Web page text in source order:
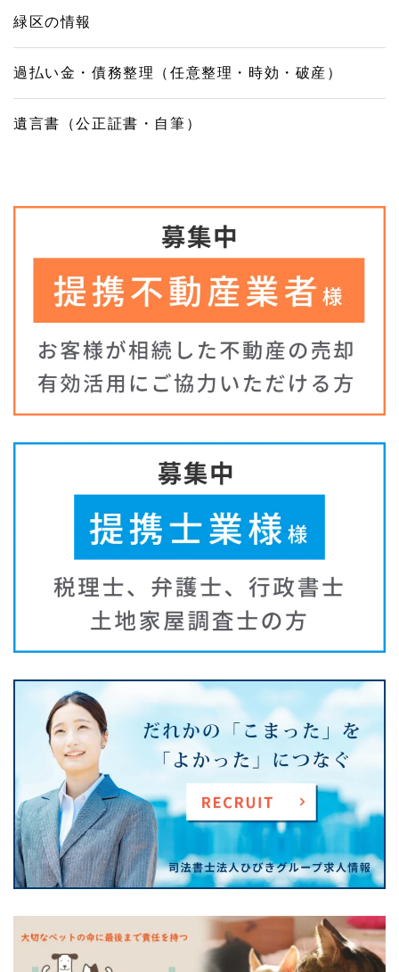
緑区の情報
過払い金・債務整理（任意整理・時効・破産）
遺言書（公正証書・自筆）